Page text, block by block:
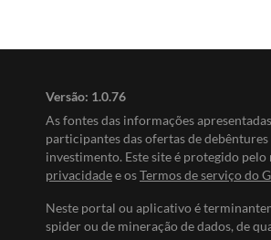
Versão: 1.0.76
As fontes das informações
participantes das ofertas de
investimento. Este site é protegido
privacidadee osTermos de serviço do
Neste portal ou aplicativo é
spider ou de mineração de dados, de